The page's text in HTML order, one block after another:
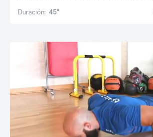
Duración: 45''